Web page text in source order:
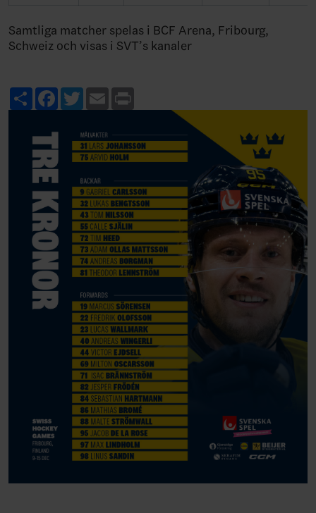
Samtliga matcher spelas i BCF Arena, Fribourg,
Schweiz och visas i SVT’s kanaler
ShareFacebook
TwitterEmail